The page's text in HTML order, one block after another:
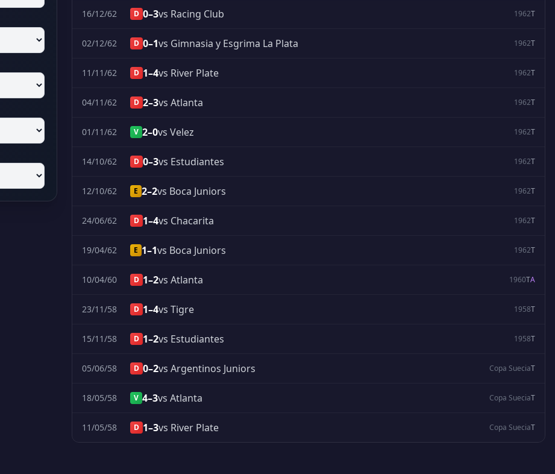
16/12/62 D 0–3vs Racing Club 1962T
02/12/62 D 0–1vs Gimnasia y Esgrima La Plata 1962T
11/11/62 D 1–4vs River Plate 1962T
04/11/62 D 2–3vs Atlanta 1962T
01/11/62 V 2–0vs Velez 1962T
14/10/62 D 0–3vs Estudiantes 1962T
12/10/62 E 2–2vs Boca Juniors 1962T
24/06/62 D 1–4vs Chacarita 1962T
19/04/62 E 1–1vs Boca Juniors 1962T
10/04/60 D 1–2vs Atlanta 1960TA
23/11/58 D 1–4vs Tigre 1958T
15/11/58 D 1–2vs Estudiantes 1958T
05/06/58 D 0–2vs Argentinos Juniors Copa SueciaT
18/05/58 V 4–3vs Atlanta Copa SueciaT
11/05/58 D 1–3vs River Plate Copa SueciaT